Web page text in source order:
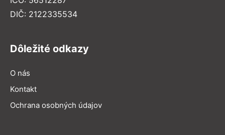
DIČ: 2122335534
Dôležité odkazy
O nás
Kontakt
Ochrana osobných údajov